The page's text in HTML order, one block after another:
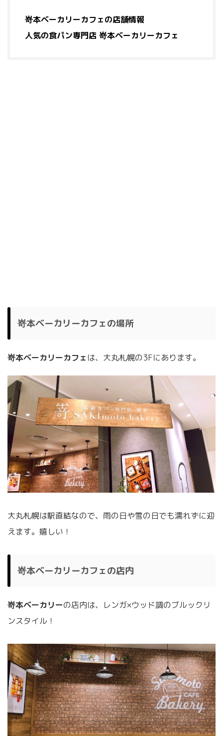
嵜本ベーカリーカフェの店舗情報
人気の食パン専門店 嵜本ベーカリーカフェ
嵜本ベーカリーカフェの場所
嵜本ベーカリーカフェは、大丸札幌の3Fにあります。
大丸札幌は駅直結なので、雨の日や雪の日でも濡れずに迎
えます。嬉しい！
嵜本ベーカリーカフェの店内
嵜本ベーカリーの店内は、レンガ×ウッド調のブルックリ
ンスタイル！